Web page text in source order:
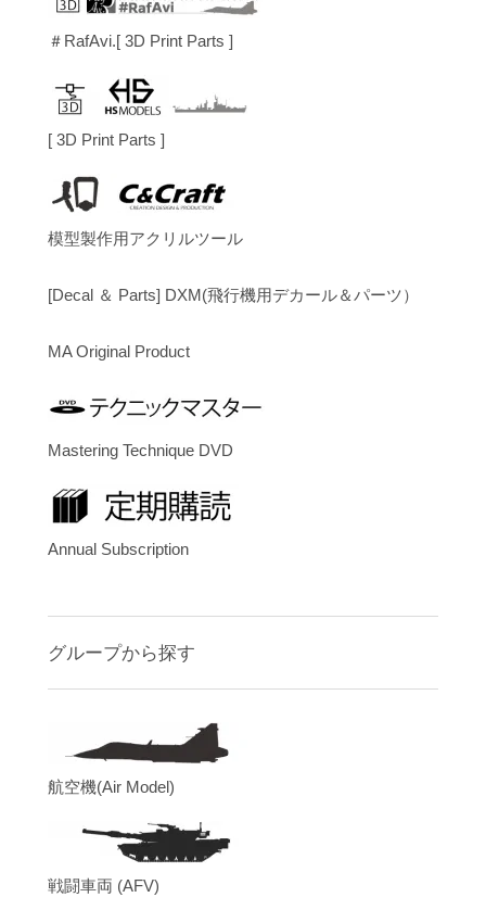
＃RafAvi.[ 3D Print Parts ]
[ 3D Print Parts ]
模型製作用アクリルツール
[Decal ＆ Parts] DXM(飛行機用デカール＆パーツ）
MA Original Product
Mastering Technique DVD
Annual Subscription
グループから探す
航空機(Air Model)
戦闘車両 (AFV)